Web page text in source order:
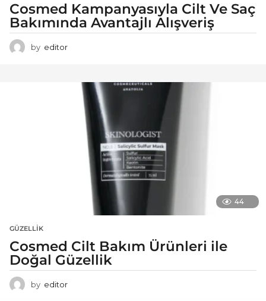
Cosmed Kampanyasıyla Cilt Ve Saç
Bakımında Avantajlı Alışveriş
by editor
44
GÜZELLIK
Cosmed Cilt Bakım Ürünleri ile
Doğal Güzellik
by editor